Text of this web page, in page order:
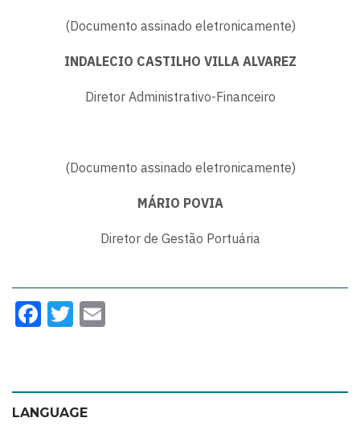
(Documento assinado eletronicamente)
INDALECIO CASTILHO VILLA ALVAREZ
Diretor Administrativo-Financeiro
(Documento assinado eletronicamente)
MÁRIO POVIA
Diretor de Gestão Portuária
Facebook
Twitter
LANGUAGE